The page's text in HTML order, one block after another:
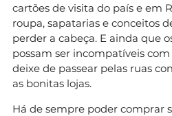
cartões de visita do país e em
roupa, sapatarias e conceitos
perder a cabeça. E ainda que
possam ser incompatíveis
deixe de passear pelas ruas
as bonitas lojas.
Há de sempre poder comprar